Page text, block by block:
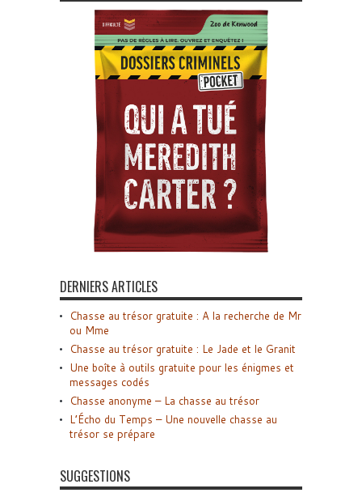
DERNIERS ARTICLES
Chasse au trésor gratuite : A la recherche de Mr
ou Mme
Chasse au trésor gratuite : Le Jade et le Granit
Une boîte à outils gratuite pour les énigmes et
messages codés
Chasse anonyme – La chasse au trésor
L’Écho du Temps – Une nouvelle chasse au
trésor se prépare
SUGGESTIONS